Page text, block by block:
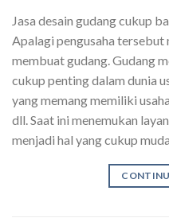
Jasa desain gudang cukup
Apalagi pengusaha
membuat gudang. Gudang
cukup penting dalam dunia
yang memang memiliki
dll. Saat ini menemukan
menjadi hal yang cukup